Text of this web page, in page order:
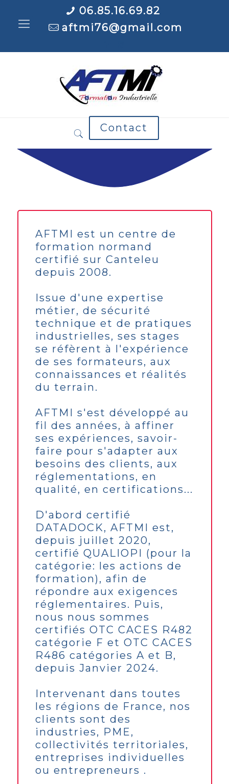
06.85.16.69.82
aftmi76@gmail.com
Contact
AFTMI est un centre de
formation normand
certifié sur Canteleu
depuis 2008.
Issue d'une expertise
métier, de sécurité
technique et de pratiques
industrielles, ses stages
se réfèrent à l'expérience
de ses formateurs, aux
connaissances et réalités
du terrain.
AFTMI s'est développé au
fil des années, à affiner
ses expériences, savoir-
faire pour s'adapter aux
besoins des clients, aux
réglementations, en
qualité, en certifications...
D'abord certifié
DATADOCK, AFTMI est,
depuis juillet 2020,
certifié QUALIOPI (pour la
catégorie: les actions de
formation), afin de
répondre aux exigences
réglementaires. Puis,
nous nous sommes
certifiés OTC CACES R482
catégorie F et OTC CACES
R486 catégories A et B,
depuis Janvier 2024.
Intervenant dans toutes
les régions de France, nos
clients sont des
industries, PME,
collectivités territoriales,
entreprises individuelles
ou entrepreneurs .